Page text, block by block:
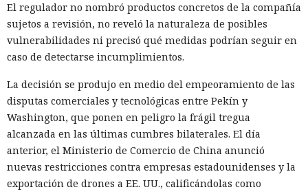
El regulador no nombró productos concretos de la compañía
sujetos a revisión, no reveló la naturaleza de posibles
vulnerabilidades ni precisó qué medidas podrían seguir en
caso de detectarse incumplimientos.
La decisión se produjo en medio del empeoramiento de las
disputas comerciales y tecnológicas entre Pekín y
Washington, que ponen en peligro la frágil tregua
alcanzada en las últimas cumbres bilaterales. El día
anterior, el Ministerio de Comercio de China anunció
nuevas restricciones contra empresas estadounidenses y la
exportación de drones a EE. UU., calificándolas como